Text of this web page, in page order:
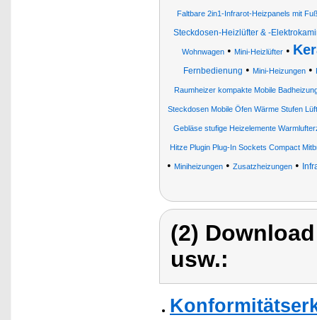
Faltbare 2in1-Infrarot-Heizpanels mit
Steckdosen-Heizlüfter & -
Wohnwagen • Mini-Heizlüfter •
Fernbedienung • Mini-Heizungen •
Raumheizer kompakte Mobile
Steckdosen Mobile Öfen Wärme Stufen
Gebläse stufige Heizelemente
Hitze Plugin Plug-In Sockets Compact
• Miniheizungen • Zusatzheizungen •
(2)
usw.: